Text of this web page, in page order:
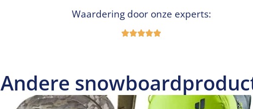
Waardering door onze experts:
Andere